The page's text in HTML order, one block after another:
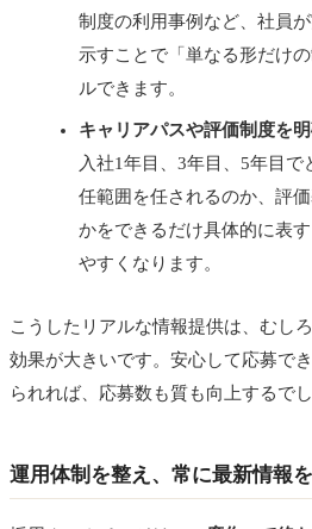
制度の利用事例など、社員
示すことで「単なる形だけ
ルできます。
キャリアパスや評価制度を
入社1年目、3年目、5年目
任範囲を任されるのか、評
かをできるだけ具体的に表
やすくなります。
こうしたリアルな情報提供は、むしろ
効果が大きいです。安心して応募で
られれば、応募数も質も向上するでし
運用体制を整え、常に最新情報